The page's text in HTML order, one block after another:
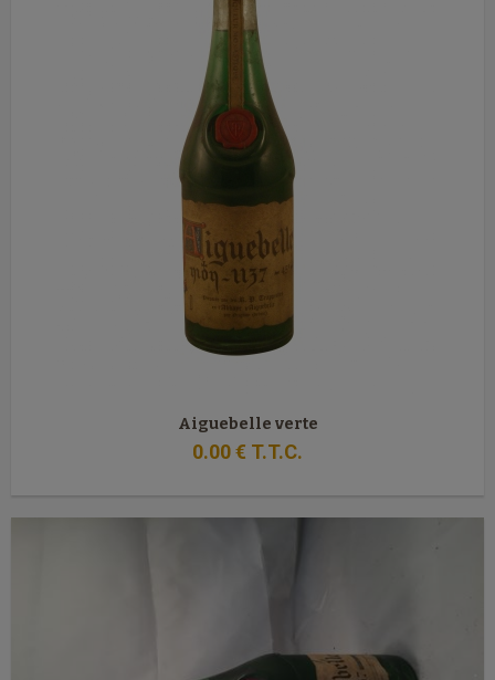
Aiguebelle verte
0.00€ T.T.C.